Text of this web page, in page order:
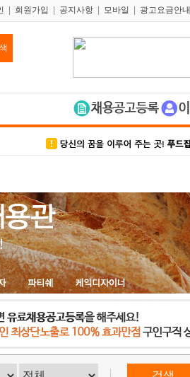
회원가입 공지사항 모바일 광고요금안내